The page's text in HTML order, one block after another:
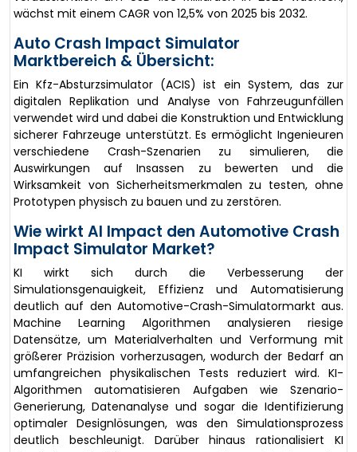
wächst mit einem CAGR von 12,5% von 2025 bis 2032.
Auto Crash Impact Simulator
Marktbereich & Übersicht:
Ein Kfz-Absturzsimulator (ACIS) ist ein System, das zur
digitalen Replikation und Analyse von Fahrzeugunfällen
verwendet wird und dabei die Konstruktion und Entwicklung
sicherer Fahrzeuge unterstützt. Es ermöglicht Ingenieuren
verschiedene Crash-Szenarien zu simulieren, die
Auswirkungen auf Insassen zu bewerten und die
Wirksamkeit von Sicherheitsmerkmalen zu testen, ohne
Prototypen physisch zu bauen und zu zerstören.
Wie wirkt AI Impact den Automotive Crash
Impact Simulator Market?
KI wirkt sich durch die Verbesserung der
Simulationsgenauigkeit, Effizienz und Automatisierung
deutlich auf den Automotive-Crash-Simulatormarkt aus.
Machine Learning Algorithmen analysieren riesige
Datensätze, um Materialverhalten und Verformung mit
größerer Präzision vorherzusagen, wodurch der Bedarf an
umfangreichen physikalischen Tests reduziert wird. KI-
Algorithmen automatisieren Aufgaben wie Szenario-
Generierung, Datenanalyse und sogar die Identifizierung
optimaler Designlösungen, was den Simulationsprozess
deutlich beschleunigt. Darüber hinaus rationalisiert KI